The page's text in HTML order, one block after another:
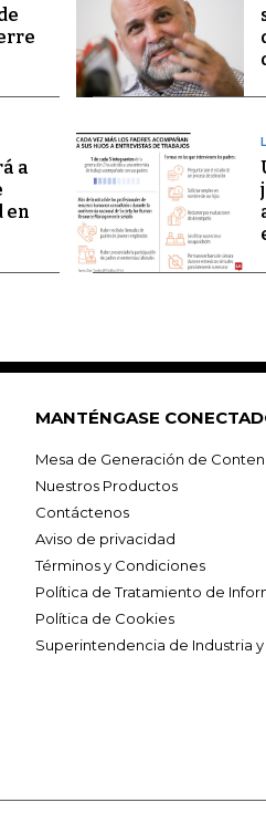
a
en
MANTÉNGASE
Mesa de Generación de
Nuestros Productos
Contáctenos
Aviso de privacidad
Términos y Condiciones
Política de Tratamiento de
Política de Cookies
Superintendencia de Industria